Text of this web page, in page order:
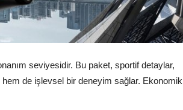
seviyesidir. Bu paket, sportif detaylar,
de işlevsel bir deneyim sağlar. Ekonomik